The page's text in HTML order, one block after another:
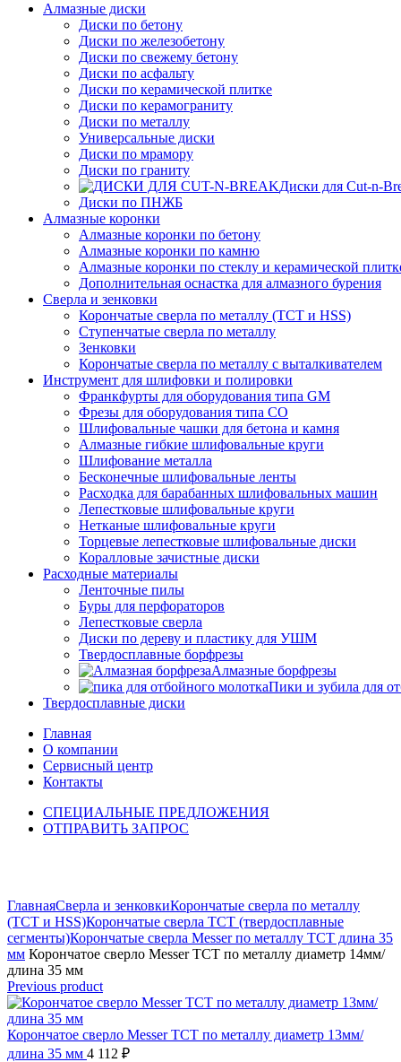
Алмазные диски
Диски по бетону
Диски по железобетону
Диски по свежему бетону
Диски по асфальту
Диски по керамической плитке
Диски по керамограниту
Диски по металлу
Универсальные диски
Диски по мрамору
Диски по граниту
Диски для Cut-n-
Диски по ПНЖБ
Алмазные коронки
Алмазные коронки по бетону
Алмазные коронки по камню
Алмазные коронки по стеклу и керамической
Дополнительная оснастка для алмазного бурения
Сверла и зенковки
Корончатые сверла по металлу (TCT и HSS)
Ступенчатые сверла по металлу
Зенковки
Корончатые сверла по металлу c выталкивателем
Инструмент для шлифовки и полировки
Франкфурты для оборудования типа GM
Фрезы для оборудования типа СО
Шлифовальные чашки для бетона и камня
Алмазные гибкие шлифовальные круги
Шлифование металла
Бесконечные шлифовальные ленты
Расходка для барабанных шлифовальных машин
Лепестковые шлифовальные круги
Нетканые шлифовальные круги
Торцевые лепестковые шлифовальные диски
Коралловые зачистные диски
Расходные материалы
Ленточные пилы
Буры для перфораторов
Лепестковые сверла
Диски по дереву и пластику для УШМ
Твердосплавные борфрезы
Алмазные борфрезы
Пики и зубила для
Твердосплавные диски
Главная
О компании
Сервисный центр
Контакты
СПЕЦИАЛЬНЫЕ ПРЕДЛОЖЕНИЯ
ОТПРАВИТЬ ЗАПРОС
ГлавнаяСверла и зенковкиКорончатые сверла по металлу
(TCT и HSS)Корончатые сверла TCT (твердосплавные
сегменты)Корончатые сверла Messer по металлу ТСТ длина 35
мм Корончатое сверло Messer ТСТ по металлу диаметр 14мм/
длина 35 мм
Previous product
Корончатое сверло Messer ТСТ по металлу диаметр 13мм/
длина 35 мм 4 112 ₽